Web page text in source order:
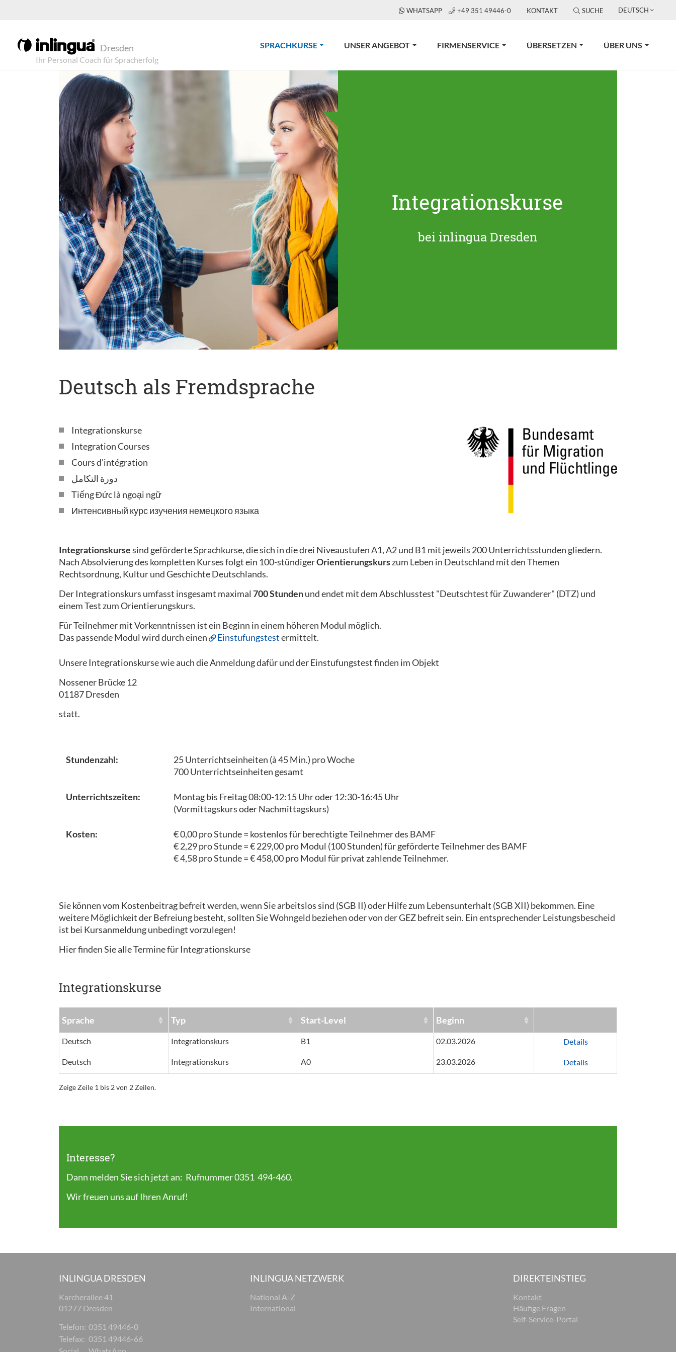
WHATSAPP +49 351 49446-0 KONTAKT SUCHE DEUTSCH
Dresden SPRACHKURSE(CURRENT)UNSER ANGEBOT FIRMENSERVICE ÜBERSETZEN ÜBER UNS
Integrationskurse
bei inlingua Dresden
Deutsch als Fremdsprache
Integrationskurse
Integration Courses
Cours d'intégration
دورة التكامل
Tiếng Đức là ngoại ngữ
Интенсивный курс изучения немецкого языка
Integrationskursesind geförderte Sprachkurse, die sich in die drei Niveaustufen A1, A2 und B1 mit jeweils 200 Unterrichtsstunden gliedern.
Nach Absolvierung des kompletten Kurses folgt ein 100-stündigerOrientierungskurszum Leben in Deutschland mit den Themen
Rechtsordnung, Kultur und Geschichte Deutschlands.
Der Integrationskurs umfasst insgesamt maximal 700 Stundenund endet mit dem Abschlusstest "Deutschtest für Zuwanderer" (DTZ) und
einem Test zum Orientierungskurs.
Für Teilnehmer mit Vorkenntnissen ist ein Beginn in einem höheren Modul möglich.
Das passende Modul wird durch einen
Einstufungstestermittelt.
Unsere Integrationskurse wie auch die Anmeldung dafür und der Einstufungstest finden im Objekt
Nossener Brücke 12
01187 Dresden
statt.
Stundenzahl:
25 Unterrichtseinheiten (à 45 Min.) pro Woche
700 Unterrichtseinheiten gesamt
Unterrichtszeiten:
Montag bis Freitag 08:00-12:15 Uhr oder 12:30-16:45 Uhr
(Vormittagskurs oder Nachmittagskurs)
Kosten:
€ 0,00 pro Stunde = kostenlos für berechtigte Teilnehmer des BAMF
€ 2,29 pro Stunde = € 229,00 pro Modul (100 Stunden) für geförderte Teilnehmer des BAMF
€ 4,58 pro Stunde = € 458,00 pro Modul für privat zahlende Teilnehmer.
Sie können vom Kostenbeitrag befreit werden, wenn Sie arbeitslos sind (SGB II) oder Hilfe zum Lebensunterhalt (SGB XII) bekommen. Eine
weitere Möglichkeit der Befreiung besteht, sollten Sie Wohngeld beziehen oder von der GEZ befreit sein. Ein entsprechender Leistungsbescheid
ist bei Kursanmeldung unbedingt vorzulegen!
Hier finden Sie alle Termine für Integrationskurse
Integrationskurse
Sprache Typ Start-Level Beginn
Deutsch Integrationskurs B1 02.03.2026 Details
Deutsch Integrationskurs A0 23.03.2026 Details
Zeige Zeile 1 bis 2 von 2 Zeilen.
Interesse?
Dann melden Sie sich jetzt an: Rufnummer 0351 494-460.
Wir freuen uns auf Ihren Anruf!
INLINGUA DRESDEN
Karcherallee 41
01277 Dresden
Telefon: 0351 49446-0
Telefax: 0351 49446-66
INLINGUA NETZWERK
National A-Z
International
DIREKTEINSTIEG
Kontakt
Häufige Fragen
Self-Service-Portal